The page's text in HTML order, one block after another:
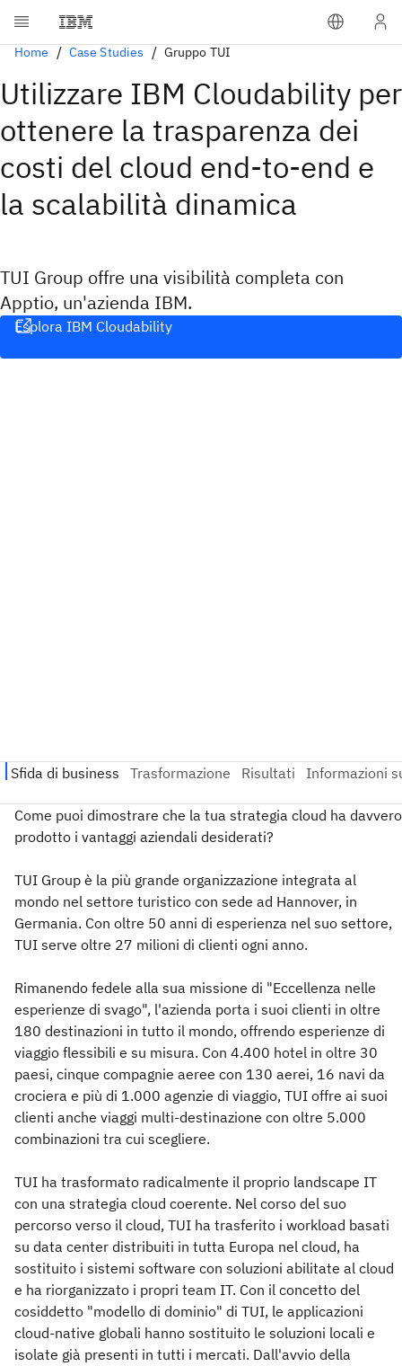
Home Case Studies Gruppo TUI
Utilizzare IBM Cloudability per
ottenere la trasparenza dei
costi del cloud end-to-end e
la scalabilità dinamica
TUI Group offre una visibilità completa con
Apptio, un'azienda IBM.
Esplora IBM Cloudability
Come puoi dimostrare che la tua strategia cloud ha davvero
prodotto i vantaggi aziendali desiderati?
TUI Group è la più grande organizzazione integrata al
mondo nel settore turistico con sede ad Hannover, in
Germania. Con oltre 50 anni di esperienza nel suo settore,
TUI serve oltre 27 milioni di clienti ogni anno.
Rimanendo fedele alla sua missione di "Eccellenza nelle
esperienze di svago", l'azienda porta i suoi clienti in oltre
180 destinazioni in tutto il mondo, offrendo esperienze di
viaggio flessibili e su misura. Con 4.400 hotel in oltre 30
paesi, cinque compagnie aeree con 130 aerei, 16 navi da
crociera e più di 1.000 agenzie di viaggio, TUI offre ai suoi
clienti anche viaggi multi-destinazione con oltre 5.000
combinazioni tra cui scegliere.
TUI ha trasformato radicalmente il proprio landscape IT
con una strategia cloud coerente. Nel corso del suo
percorso verso il cloud, TUI ha trasferito i workload basati
su data center distribuiti in tutta Europa nel cloud, ha
sostituito i sistemi software con soluzioni abilitate al cloud
e ha riorganizzato i propri team IT. Con il concetto del
cosiddetto "modello di dominio" di TUI, le applicazioni
cloud-native globali hanno sostituito le soluzioni locali e
isolate già presenti in tutti i mercati. Dall'avvio della